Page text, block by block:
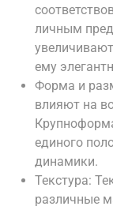
личным
ему
Форма и
влияют на
единого
динамики.
Текстура:
различные